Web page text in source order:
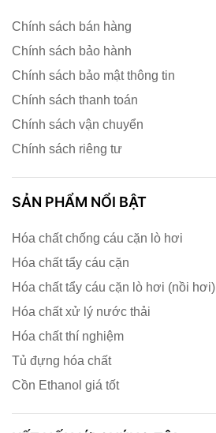
Chính sách bán hàng
Chính sách bảo hành
Chính sách bảo mật thông tin
Chính sách thanh toán
Chính sách vận chuyển
Chính sách riêng tư
SẢN PHẨM NỔI BẬT
Hóa chất chống cáu cặn lò hơi
Hóa chất tẩy cáu cặn
Hóa chất tẩy cáu cặn lò hơi (nồi hơi)
Hóa chất xử lý nước thải
Hóa chất thí nghiệm
Tủ đựng hóa chất
Cồn Ethanol giá tốt